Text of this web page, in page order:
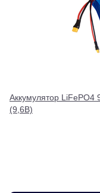
Аккумулятор
(9,6В)